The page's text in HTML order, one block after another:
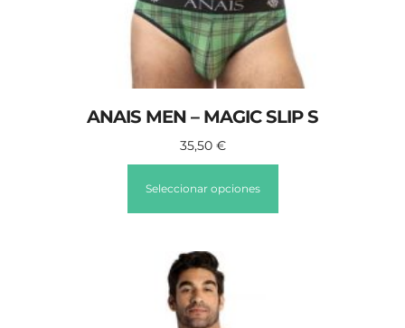
ANAIS MEN – MAGIC SLIP S
35,50 €
Seleccionar opciones